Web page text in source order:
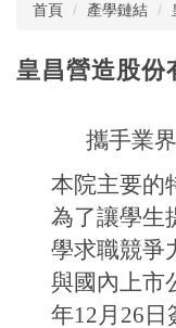
首頁 產學鏈結
皇昌營造股份
攜手業
本院主要的
為了讓學生
學求職競爭
與國內上市
年12月26日